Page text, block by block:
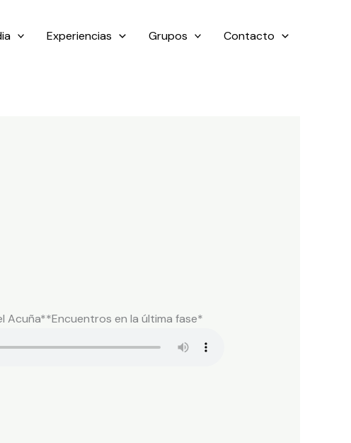
Experiencias Grupos Contacto
Acuña**Encuentros en la última fase*